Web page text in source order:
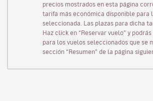
precios mostrados en esta página
tarifa más económica disponible para
seleccionada. Las plazas para dicha
Haz click en “Reservar vuelo” y
para los vuelos seleccionados que se
sección “Resumen” de la página